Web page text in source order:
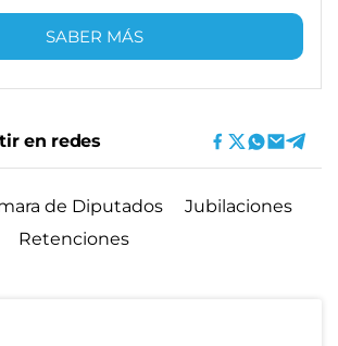
SABER MÁS
en redes
de Diputados
Jubilaciones
Retenciones